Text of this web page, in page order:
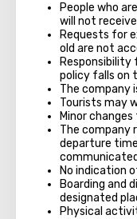
People who
will not
Requests for
old are not
Responsibility
policy falls on
The company
Tourists may
Minor
The company
departure
No indication
Boarding and
designated
Physical